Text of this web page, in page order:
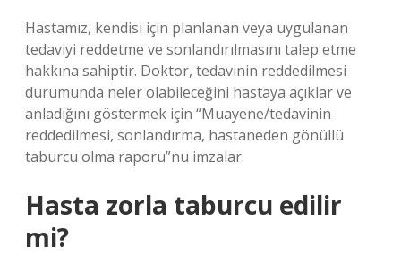
Hastamız, kendisi için planlanan veya uygulanan
tedaviyi reddetme ve sonlandırılmasını talep etme
hakkına sahiptir. Doktor, tedavinin reddedilmesi
durumunda neler olabileceğini hastaya açıklar ve
anladığını göstermek için “Muayene/tedavinin
reddedilmesi, sonlandırma, hastaneden gönüllü
taburcu olma raporu”nu imzalar.
Hasta zorla taburcu edilir
mi?